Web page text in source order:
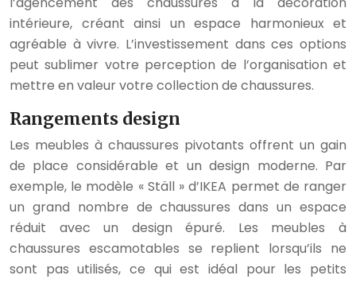
intérieure, créant ainsi un espace harmonieux et
agréable à vivre. L’investissement dans ces options
peut sublimer votre perception de l’organisation et
mettre en valeur votre collection de chaussures.
Rangements design
Les meubles à chaussures pivotants offrent un gain
de place considérable et un design moderne. Par
exemple, le modèle « Ställ » d’IKEA permet de ranger
un grand nombre de chaussures dans un espace
réduit avec un design épuré. Les meubles à
chaussures escamotables se replient lorsqu’ils ne
sont pas utilisés, ce qui est idéal pour les petits